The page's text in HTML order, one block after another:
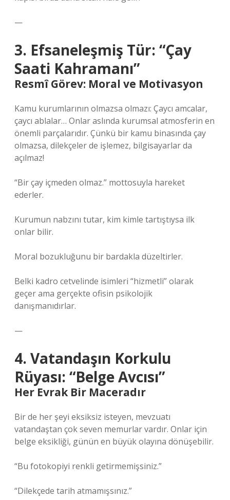
—
3. Efsaneleşmiş Tür: “Çay
Saati Kahramanı”
Resmî Görev: Moral ve Motivasyon
Kamu kurumlarının olmazsa olmazı: Çaycı amcalar,
çaycı ablalar… Onlar aslında kurumsal atmosferin en
önemli parçalarıdır. Çünkü bir kamu binasında çay
olmazsa, dilekçeler de işlemez, bilgisayarlar da
açılmaz!
“Bir çay içmeden olmaz.” mottosuyla hareket
ederler.
Kurumun nabzını tutar, kim kimle tartıştıysa ilk
onlar bilir.
Moral bozukluğunu bir bardakla düzeltirler.
Belki kadro cetvelinde isimleri “hizmetli” olarak
geçer ama gerçekte ofisin psikolojik
danışmanıdırlar.
—
4. Vatandaşın Korkulu
Rüyası: “Belge Avcısı”
Her Evrak Bir Maceradır
Bir de her şeyi eksiksiz isteyen, mevzuatı
vatandaştan çok seven memurlar vardır. Onlar için
belge eksikliği, günün en büyük olayına dönüşebilir.
“Bu fotokopiyi renkli getirmemişsiniz.”
“Dilekçede tarih atmamışsınız.”